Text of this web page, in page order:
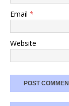
Email *
Website